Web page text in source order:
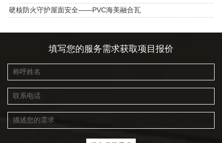
硬核防火守护屋面安全——PVC海美融合瓦
填写您的服务需求获取项目报价